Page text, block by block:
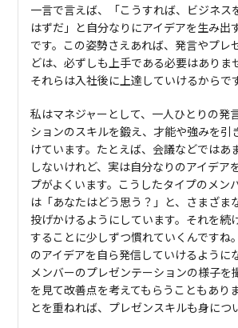
一言で言えば、「こうすれば、ビジネス
はずだ」と自分なりにアイデアを生み出
です。この姿勢さえあれば、発言やプレ
どは、必ずしも上手である必要はありま
それらは入社後に上達していけるからです
私はマネジャーとして、一人ひとりの発
ションのスキルを鍛え、才能や強みを引
けています。たとえば、会議などではあ
しないけれど、実は自分なりのアイデア
プがよくいます。こうしたタイプのメン
は「あなたはどう思う？」と、さまざま
投げかけるようにしています。それを続
することに少しずつ慣れていくんですね
のアイデアを自ら発信していけるように
メンバーのプレゼンテーションの様子を
を見て改善点を考えてもらうこともあり
とを重ねれば、プレゼンスキルも身につ